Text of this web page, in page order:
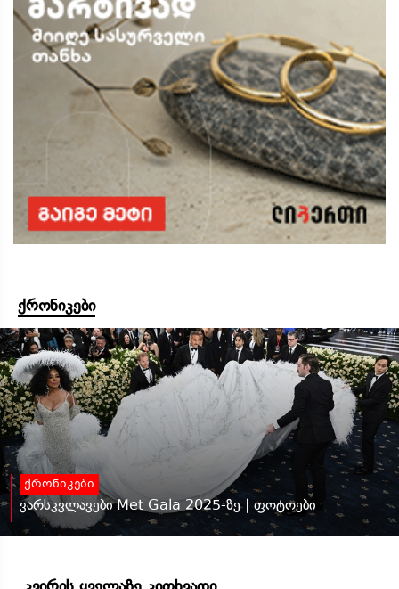
ქრონიკები
ქრონიკები
ვარსკვლავები Met Gala 2025-ზე | ფოტოები